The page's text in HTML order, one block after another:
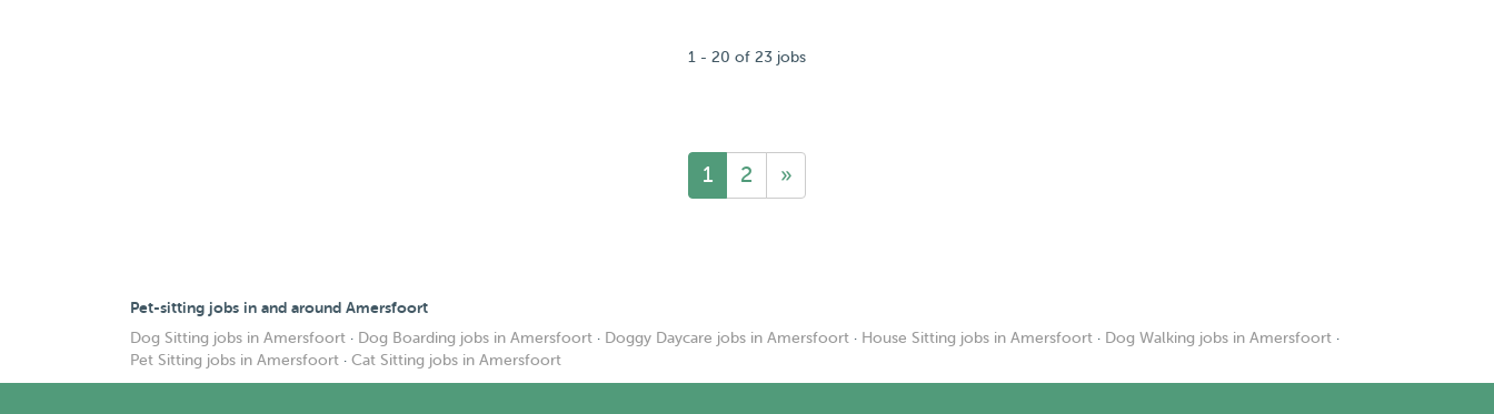
1 - 20 of 23 jobs
1 2 »
Pet-sitting jobs in and around Amersfoort
Dog Sitting jobs in Amersfoort · Dog Boarding jobs in Amersfoort · Doggy Daycare jobs in Amersfoort · House Sitting jobs in Amersfoort · Dog Walking jobs in Amersfoort ·
Pet Sitting jobs in Amersfoort · Cat Sitting jobs in Amersfoort